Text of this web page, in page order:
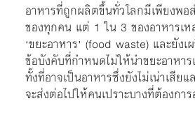
อาหารที่ถูกผลิตขึ้นทั่วโลกมีเพียงพอ
ของทุกคน แต่ 1 ใน 3 ของอาหารเ
‘ขยะอาหาร’ (food waste) และยั
ข้อบังคับที่กำหนดไม่ให้นำขยะอาหา
ทั้งที่อาจเป็นอาหารซึ่งยังไม่เน่าเสีย
จะส่งต่อไปให้คนเปราะบางที่ต้องกา